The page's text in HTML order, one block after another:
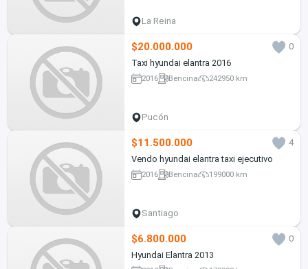
La Reina
$20.000.000
0
Taxi hyundai elantra 2016
2016 Bencina 242950 km
Pucón
$11.500.000
4
Vendo hyundai elantra taxi ejecutivo
2016 Bencina 199000 km
Santiago
$6.800.000
0
Hyundai Elantra 2013